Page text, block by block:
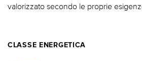
valorizzato secondo le proprie
CLASSE ENERGETICA